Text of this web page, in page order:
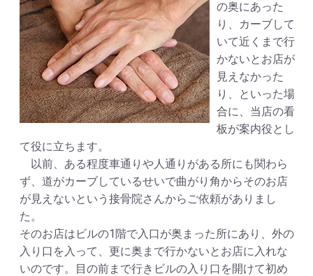
の奥にあった
り、カーブして
いて近くまで行
かないとお店が
見えなかった
り、といった場
合に、当店の看
板が案内役とし
て役に立ちます。
以前、ある程度車通りや人通りがある所にも関わら
ず、道がカーブしているせいで曲がり角からそのお店
が見えないという接骨院さんからご依頼がありまし
た。
そのお店はビルの1階で入口が奥まった所にあり、外の
入り口を入って、更に奥まで行かないとお店に入れな
いのです。目の前まで行きビルの入り口を開けて初め